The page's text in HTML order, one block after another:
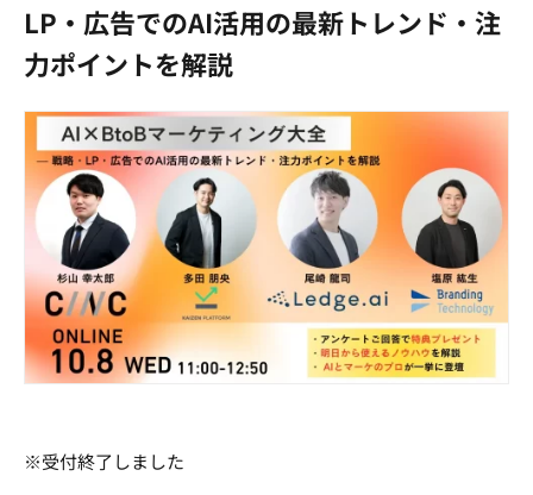
LP・広告でのAI活用の最新トレンド・注
力ポイントを解説
※受付終了しました